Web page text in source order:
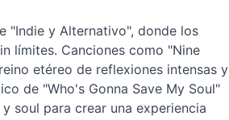
"Indie y Alternativo", donde los
límites. Canciones como "Nine
etéreo de reflexiones intensas y
de "Who's Gonna Save My Soul"
soul para crear una experiencia